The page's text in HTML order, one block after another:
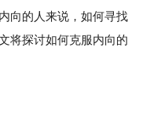
向的人来说，如何寻找
将探讨如何克服内向的